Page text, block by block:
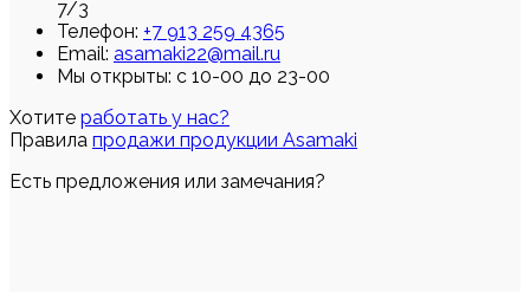
7/3
Телефон: +7 913 259 4365
Email: asamaki22@mail.ru
Мы открыты: с 10-00 до 23-00
Хотите работать у нас?
Правила продажи продукции Asamaki
Есть предложения или замечания?